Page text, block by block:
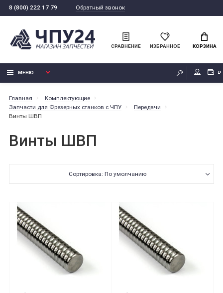
8 (800) 222 17 79 Обратный звонок
СРАВНЕНИЕ ИЗБРАННОЕ КОРЗИНА
МЕНЮ ₽
Главная
Комплектующие
Запчасти для Фрезерных станков с ЧПУ
Передачи
Винты ШВП
Винты ШВП
Сортировка: По умолчанию